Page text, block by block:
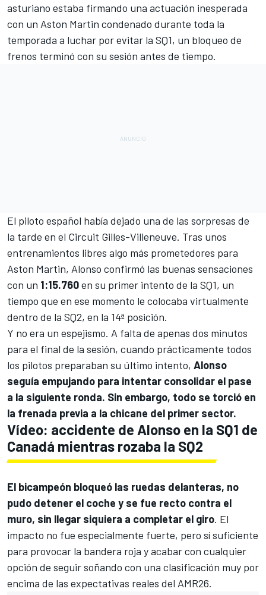
asturiano estaba firmando una actuación inesperada
con un Aston Martin condenado durante toda la
temporada a luchar por evitar la SQ1, un bloqueo de
frenos terminó con su sesión antes de tiempo.
El piloto español había dejado una de las sorpresas de
la tarde en el Circuit Gilles-Villeneuve. Tras unos
entrenamientos libres algo más prometedores para
Aston Martin, Alonso confirmó las buenas sensaciones
con un 1:15.760en su primer intento de la SQ1, un
tiempo que en ese momento le colocaba virtualmente
dentro de la SQ2, en la 14ª posición.
Y no era un espejismo. A falta de apenas dos minutos
para el final de la sesión, cuando prácticamente todos
los pilotos preparaban su último intento, Alonso
seguía empujando para intentar consolidar el pase
a la siguiente ronda. Sin embargo, todo se torció en
la frenada previa a la chicane del primer sector.
Vídeo: accidente de Alonso en la SQ1 de
Canadá mientras rozaba la SQ2
El bicampeón bloqueó las ruedas delanteras, no
pudo detener el coche y se fue recto contra el
muro, sin llegar siquiera a completar el giro. El
impacto no fue especialmente fuerte, pero sí suficiente
para provocar la bandera roja y acabar con cualquier
opción de seguir soñando con una clasificación muy por
encima de las expectativas reales del AMR26.